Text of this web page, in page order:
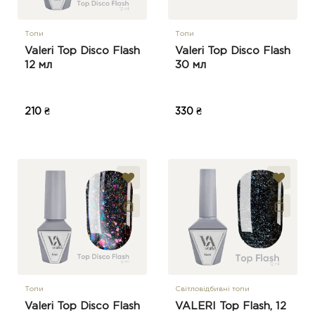
Топи
Valeri Top Disco Flash
12 мл
210 ₴
Топи
Valeri Top Disco Flash
30 мл
330 ₴
Топи
Valeri Top Disco Flash
Світловідбивні топи
VALERI Top Flash, 12